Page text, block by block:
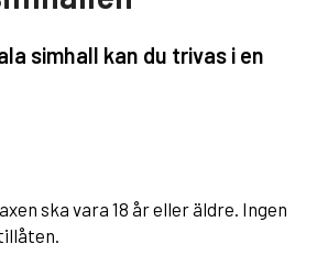
simhall kan du trivas i en
ska vara 18 år eller äldre. Ingen